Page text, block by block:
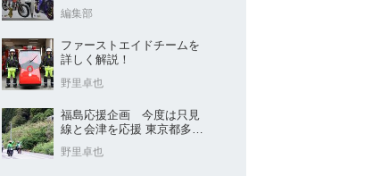
編集部
ファーストエイドチームを
詳しく解説！
野里卓也
福島応援企画 今度は只見
線と会津を応援 東京都多摩
野里卓也